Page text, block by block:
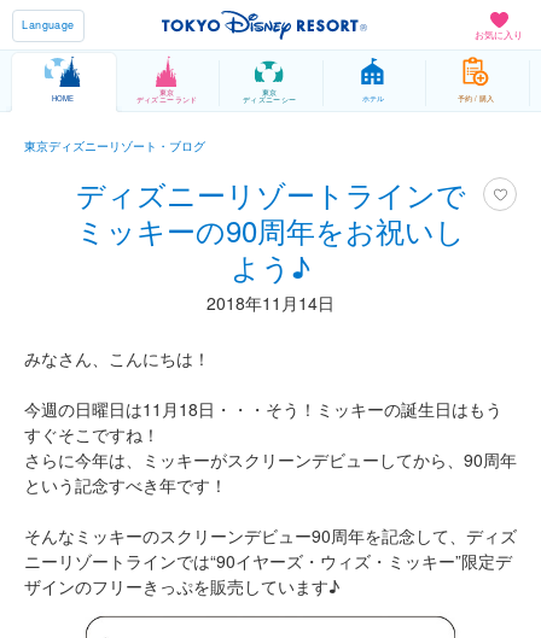
お気に入り
Language
HOME
東京
ディズニーランド
東京
ディズニーシー ホテル 予約 / 購入
東京ディズニーリゾート・ブログ
ディズニーリゾートラインで
ミッキーの90周年をお祝いし
よう♪
2018年11月14日
みなさん、こんにちは！
今週の日曜日は11月18日・・・そう！ミッキーの誕生日はもう
すぐそこですね！
さらに今年は、ミッキーがスクリーンデビューしてから、90周年
という記念すべき年です！
そんなミッキーのスクリーンデビュー90周年を記念して、ディズ
ニーリゾートラインでは“90イヤーズ・ウィズ・ミッキー”限定デ
ザインのフリーきっぷを販売しています♪